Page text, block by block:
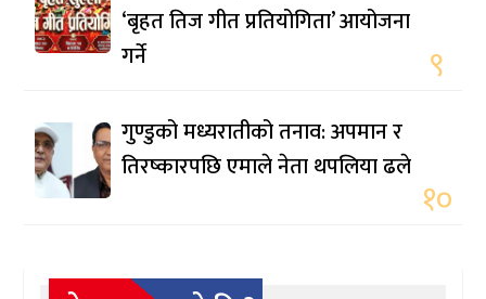
‘बृहत तिज गीत प्रतियोगिता’ आयोजना
गर्ने
९
गुण्डुको मध्यरातीको तनाव: अपमान र
तिरष्कारपछि एमाले नेता थपलिया ढले
१०